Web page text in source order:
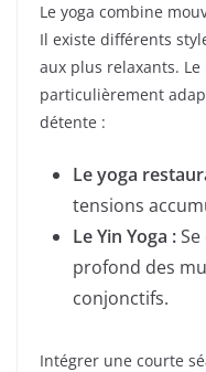
Le yoga combine
Il existe différents
aux plus relaxants.
particulièrement
détente :
Le yoga
tensions
Le Yin Yoga :
profond des
conjonctifs.
Intégrer une courte